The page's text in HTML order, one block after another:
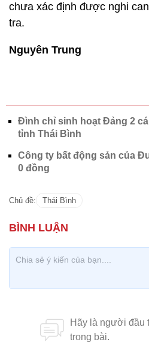
chưa xác định được nghi
tra.
Nguyên Trung
Đình chỉ sinh hoạt Đảng 2
tỉnh Thái Bình
Công ty bất động sản của
0 đồng
Chủ đề: Thái Bình